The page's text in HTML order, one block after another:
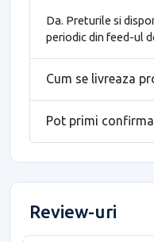
Da. Preturile si
periodic din feed-ul
Cum se livreaza
Pot primi
Review-uri